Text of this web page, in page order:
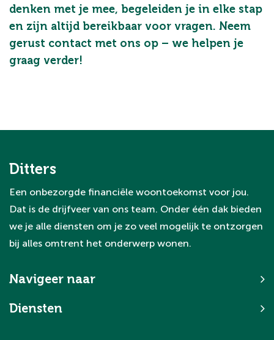
denken met je mee, begeleiden je in elke stap
en zijn altijd bereikbaar voor vragen. Neem
gerust contact met ons op – we helpen je
graag verder!
Ditters
Een onbezorgde financiële woontoekomst voor jou.
Dat is de drijfveer van ons team. Onder één dak bieden
we je alle diensten om je zo veel mogelijk te ontzorgen
bij alles omtrent het onderwerp wonen.
Navigeer naar
Diensten